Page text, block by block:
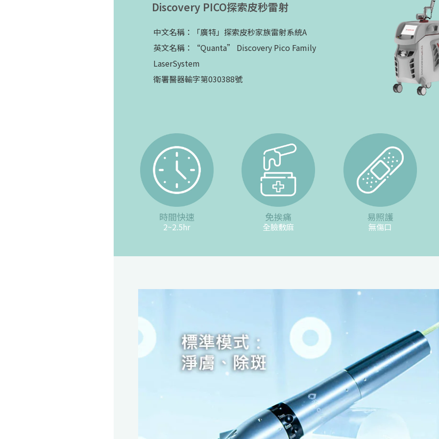
Discovery PICO探索皮秒雷射
中文名稱：「廣特」探索皮秒家族雷射系統A
英文名稱：“Quanta” Discovery Pico Family
LaserSystem
衛署醫器輸字第030388號
時間快速
2~2.5hr
免挨痛
全臉敷麻
易照護
無傷口